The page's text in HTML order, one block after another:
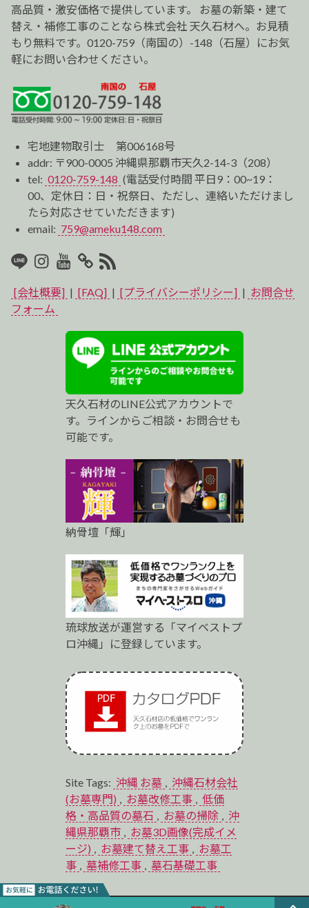
ン
高品質・激安価格で提供しています。 お墓の新築・建て
替え・補修工事のことなら株式会社 天久石材へ。お見積
もり無料です。0120-759（南国の）-148（石屋）にお気
軽にお問い合わせください。
宅地建物取引士 第006168号
addr: 〒900-0005 沖縄県那覇市天久2-14-3（208）
tel: 0120-759-148 (電話受付時間 平日9：00~19：
00、定休日：日・祝祭日、ただし、連絡いただけまし
たら対応させていただきます)
email: 759@ameku148.com
LINEInstagram
Youtube
マ
イ
ス
ト
ロ
RSS2
[会社概要] | [FAQ] | [プライバシーポリシー] | お問合せ
フォーム
天久石材のLINE公式アカウントで
す。ラインからご相談・お問合せも
可能です。
納骨壇「輝」
琉球放送が運営する「マイベストプ
ロ沖縄」に登録しています。
Site Tags: 沖縄 お墓 , 沖縄石材会社
(お墓専門) , お墓改修工事 , 低価
格・高品質の墓石 , お墓の掃除 , 沖
縄県那覇市 , お墓3D画像(完成イメ
ージ) , お墓建て替え工事 , お墓工
事 , 墓補修工事 , 墓石基礎工事